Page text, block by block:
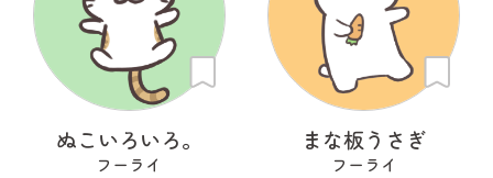
ぬこいろいろ。
フーライ
まな板うさぎ
フーライ